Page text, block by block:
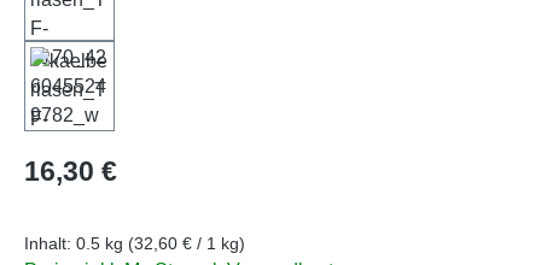
Regulärer Preis:
16,30 €
Inhalt: 0.5 kg (32,60 € / 1 kg)